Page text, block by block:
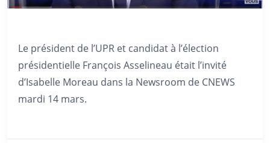
Le président de l’UPR et candidat à l’élection
présidentielle François Asselineau était l’invité
d’Isabelle Moreau dans la Newsroom de CNEWS
mardi 14 mars.